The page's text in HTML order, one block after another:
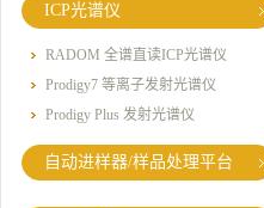
ICP光谱仪
RADOM 全谱直读ICP光谱仪
Prodigy7 等离子发射光谱仪
Prodigy Plus 发射光谱仪
自动进样器/样品处理平台